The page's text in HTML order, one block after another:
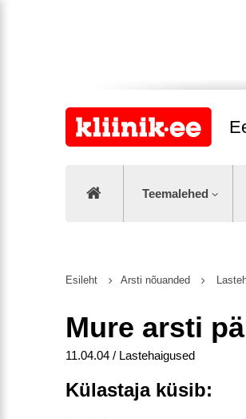
Teemalehed
Esileht Arsti nõuanded
Mure arsti
11.04.04 / Lastehaigused
Külastaja küsib: